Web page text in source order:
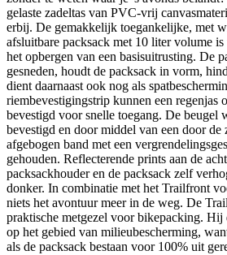
gelaste zadeltas van PVC-vrij
erbij. De gemakkelijk toegankelijke, met
afsluitbare packsack met 10 liter volume
het opbergen van een basisuitrusting. De
gesneden, houdt de packsack in vorm,
dient daarnaast ook nog als
riembevestigingstrip kunnen een regenjas
bevestigd voor snelle toegang. De beugel
bevestigd en door middel van een door de
afgebogen band met een
gehouden. Reflecterende prints aan de
packsackhouder en de packsack zelf
donker. In combinatie met het Trailfront
niets het avontuur meer in de weg. De
praktische metgezel voor bikepacking.
op het gebied van milieubescherming,
als de packsack bestaan voor 100% uit